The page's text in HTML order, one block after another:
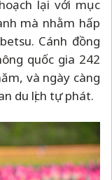
lại với mục
mà nhằm hấp
Cánh đồng
quốc gia 242
và ngày càng
du lịch tự phát.